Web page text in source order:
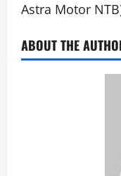
Astra Motor
ABOUT THE